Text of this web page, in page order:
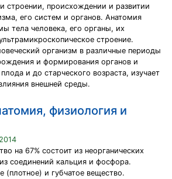
строении, происхождении и развитии
его систем и органов. Анатомия
тела человека, его органы, их
строение.
организм в различные периоды
и формирования органов и
и до старческого возраста, изучает
внешней среды.
физиология и
на 67% состоит из неорганических
соединений кальция и фосфора.
(плотное) и губчатое вещество.